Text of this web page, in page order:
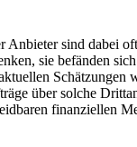
Anbieter sind dabei
sie befänden
Schätzungen
über solche
finanziellen